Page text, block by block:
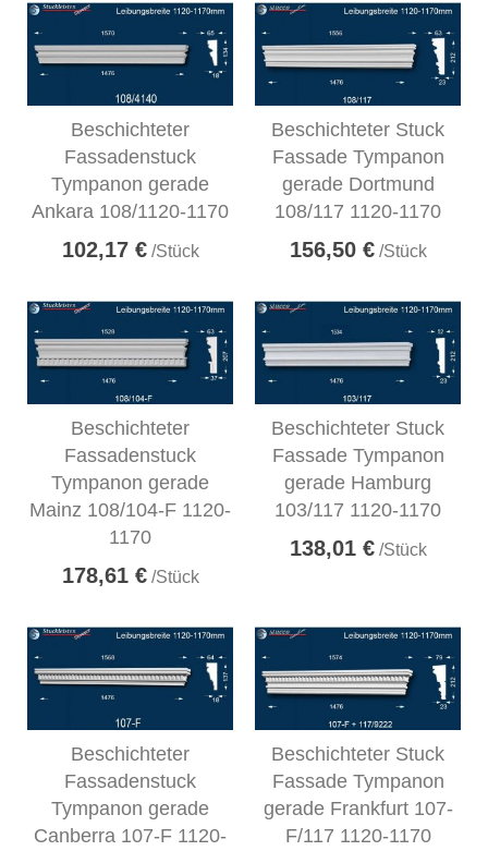
Beschichteter
Fassadenstuck
Tympanon gerade
Ankara 108/1120-1170
102,17 €/Stück
Beschichteter Stuck
Fassade Tympanon
gerade Dortmund
108/117 1120-1170
156,50 €/Stück
Beschichteter
Fassadenstuck
Tympanon gerade
Mainz 108/104-F 1120-
1170
178,61 €/Stück
Beschichteter Stuck
Fassade Tympanon
gerade Hamburg
103/117 1120-1170
138,01 €/Stück
Beschichteter
Fassadenstuck
Tympanon gerade
Canberra 107-F 1120-
Beschichteter Stuck
Fassade Tympanon
gerade Frankfurt 107-
F/117 1120-1170